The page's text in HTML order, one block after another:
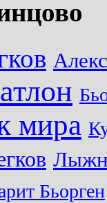
мира
Бьорген